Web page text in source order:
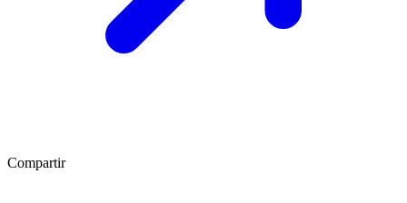
Compartir